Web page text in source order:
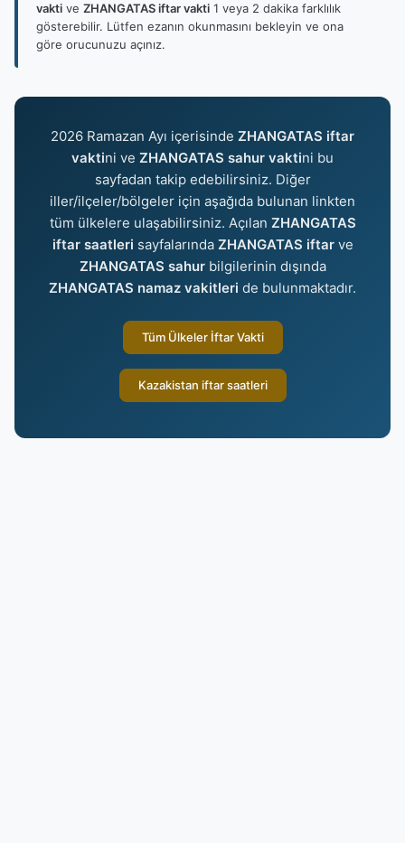
vakti ve ZHANGATAS iftar vakti 1 veya 2 dakika farklılık
gösterebilir. Lütfen ezanın okunmasını bekleyin ve ona
göre orucunuzu açınız.
2026 Ramazan Ayı içerisinde ZHANGATAS iftar
vaktini ve ZHANGATAS sahur vaktini bu
sayfadan takip edebilirsiniz. Diğer
iller/ilçeler/bölgeler için aşağıda bulunan linkten
tüm ülkelere ulaşabilirsiniz. Açılan ZHANGATAS
iftar saatleri sayfalarında ZHANGATAS iftarve
ZHANGATAS sahurbilgilerinin dışında
ZHANGATAS namaz vakitleri de bulunmaktadır.
Tüm Ülkeler İftar Vakti
Kazakistan iftar saatleri